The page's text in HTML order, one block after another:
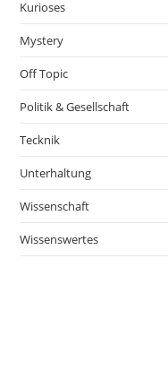
Kurioses
Mystery
Off Topic
Politik & Gesellschaft
Tecknik
Unterhaltung
Wissenschaft
Wissenswertes